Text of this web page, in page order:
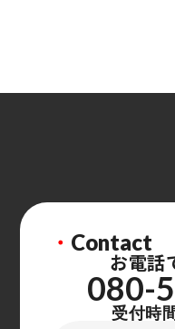
・ Contact
お電話
080-
受付時